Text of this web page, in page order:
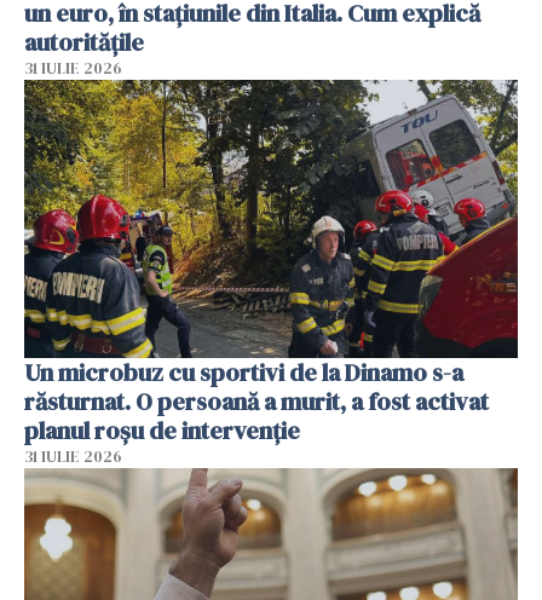
un euro, în stațiunile din Italia. Cum explică
autoritățile
31 IULIE 2026
Un microbuz cu sportivi de la Dinamo s-a
răsturnat. O persoană a murit, a fost activat
planul roșu de intervenție
31 IULIE 2026